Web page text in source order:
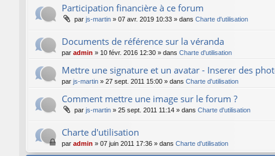
Participation financière à ce forum
par js-martin » 07 avr. 2019 10:33 » dans Charte d'utilisation
Documents de référence sur la véranda
par admin » 10 févr. 2016 12:30 » dans Charte d'utilisation
Mettre une signature et un avatar - Inserer des
par js-martin » 27 sept. 2011 15:00 » dans Charte d'utilisation
Comment mettre une image sur le forum ?
par js-martin » 25 sept. 2011 11:14 » dans Charte d'utilisation
Charte d'utilisation
par admin » 07 juin 2011 17:36 » dans Charte d'utilisation